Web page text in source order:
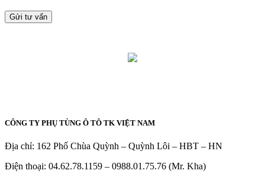
CÔNG TY PHỤ TÙNG Ô TÔ TK VIỆT NAM
Địa chỉ: 162 Phố Chùa Quỳnh – Quỳnh Lôi – HBT – HN
Điện thoại: 04.62.78.1159 – 0988.01.75.76 (Mr. Kha)